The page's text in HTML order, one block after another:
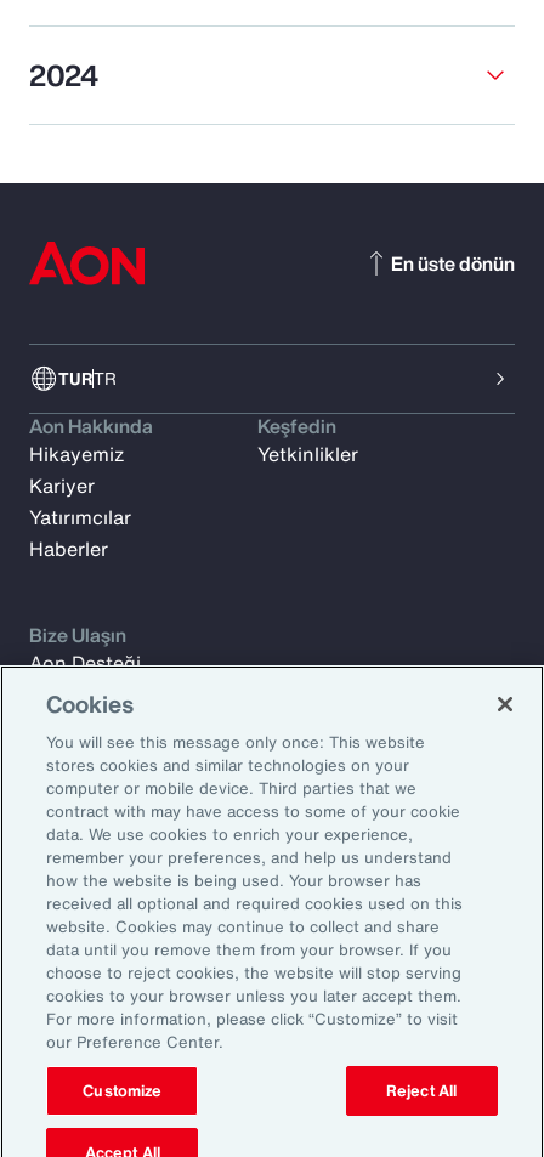
2024
TURTR
En üste dönün
Düşünce liderliği ekiplerimizden haftalık makale, rapor ve
güncellemeler almak için Aon Araştırmalar'a kaydolun
İş E-posta Adresi
Abone olun
Aon Hakkında
Hikayemiz
Kariyer
Yatırımcılar
Haberler
Keşfedin
Yetkinlikler
Bize Ulaşın
Aon Desteği
Bize Ulaşın
2026 Aon plc. Tüm haklar saklıdır.
Gizlilik bildirimiYasal Uyarıe-posta seçenekleriLegal Notice
KVKK ve Gizlilik PolitikasıBilgi Toplumu Hizmetleri
Cookies
You will see this message only once: This website
stores cookies and similar technologies on your
computer or mobile device. Third parties that we
contract with may have access to some of your cookie
data. We use cookies to enrich your experience,
remember your preferences, and help us understand
how the website is being used. Your browser has
received all optional and required cookies used on this
website. Cookies may continue to collect and share
data until you remove them from your browser. If you
choose to reject cookies, the website will stop serving
cookies to your browser unless you later accept them.
For more information, please click “Customize” to visit
our Preference Center.
Customize Reject All